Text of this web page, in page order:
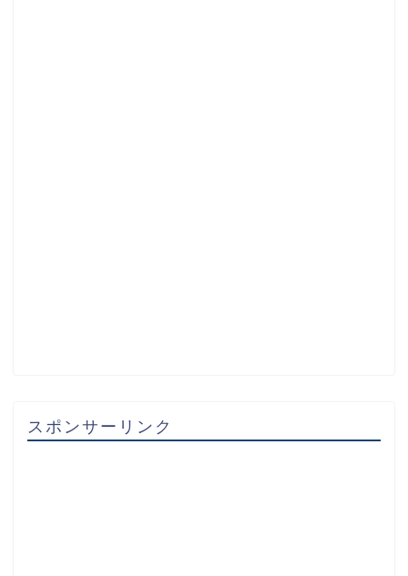
スポンサーリンク